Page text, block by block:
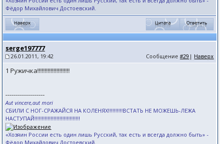
Фёдор Михайлович Достоевский.
serge197777
26.01.2011, 19:42 Сообщение#29 | Наверх
1 Ружичка!!!!!!!!!!!!!!!!!!!!!!
--------------------
Aut vincere,aut mori
СБИЛИ С НОГ-СРАЖАЙСЯ НА КОЛЕНЯХ!!!!!!!!!!ВСТАТЬ НЕ МОЖЕШЬ-ЛЕЖА
НАСТУПАЙ!!!!!!!!!!!!!!!!!!!!!!!!!!!!!!!
«Хозяин России есть один лишь Русский, так есть и всегда должно быть» -
Фёдор Михайлович Достоевский.